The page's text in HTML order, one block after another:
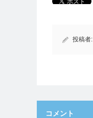
投稿者:
コメント